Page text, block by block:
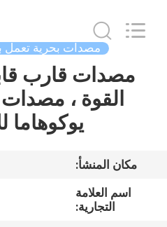
مسكن
عرض
الواقع
الافتراضي
Rubber
Products
مصدات بحرية تعمل
مصدات قارب
القوة ،
يوكوهاما
مكان المنشأ:
اسم العلامة
التجارية: